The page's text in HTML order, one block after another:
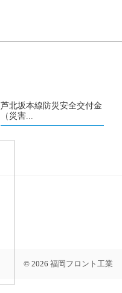
芦北坂本線防災安全交付金
（災害...
© 2026 福岡フロント工業